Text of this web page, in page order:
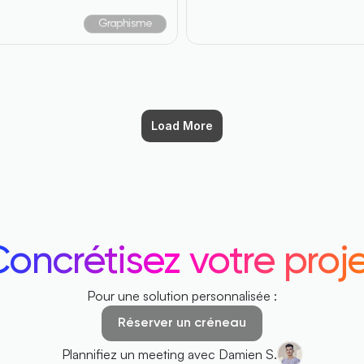
Graphisme
Load More
votre
Pour une solution personnalisée :
Réserver un créneau
Plannifiez un meeting avec Damien S.